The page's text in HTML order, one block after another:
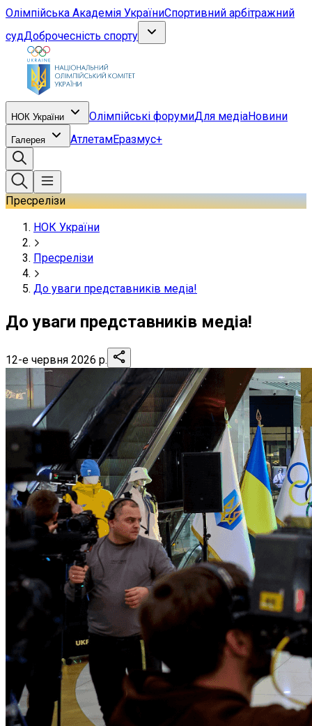
Олімпійська Академія УкраїниСпортивний арбітражний
судДоброчесність спорту
НОК України Олімпійські форумиДля медіаНовини
Галерея АтлетамЕразмус+
Пресрелізи
НОК України
Пресрелізи
До уваги представників медіа!
До уваги представників медіа!
12-е червня 2026 р.